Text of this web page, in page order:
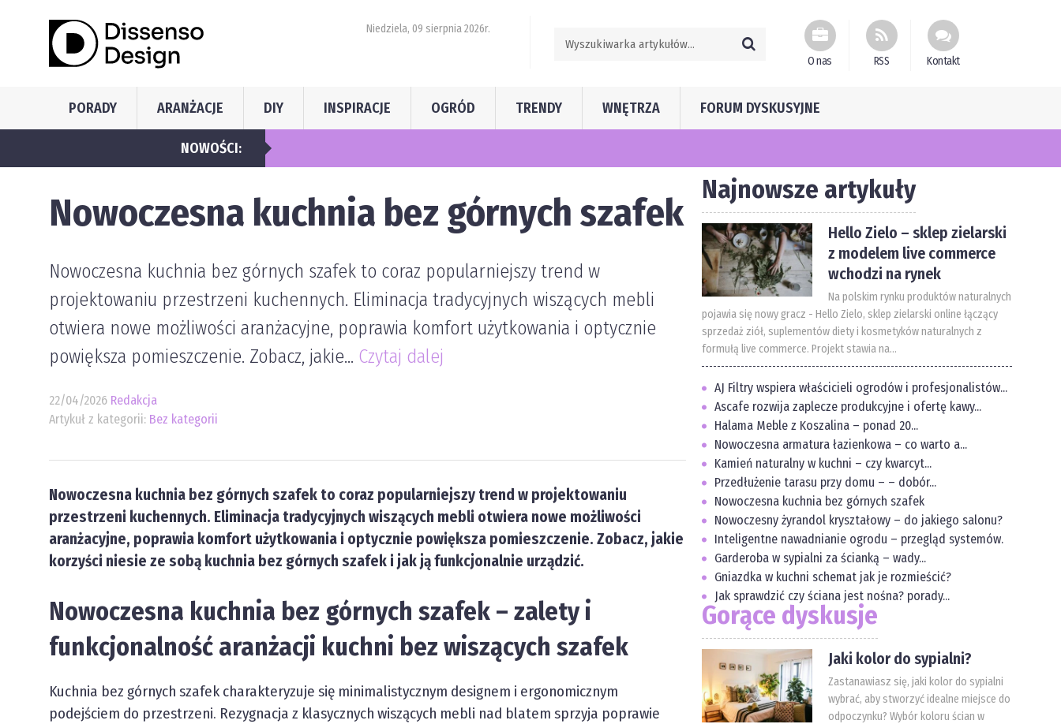
Niedziela, 09 sierpnia 2026r.
O nas RSS Kontakt
PORADY ARANŻACJE DIY INSPIRACJE OGRÓD TRENDY WNĘTRZA FORUM DYSKUSYJNE
NOWOŚCI:
AJ Filtry wspiera właścicieli ogrodów i profesjonalistów szeroką ofertą filtrów do maszyn ogrodniczych
Nowoczesna kuchnia bez górnych szafek
Nowoczesna kuchnia bez górnych szafek to coraz popularniejszy trend w
projektowaniu przestrzeni kuchennych. Eliminacja tradycyjnych wiszących mebli
otwiera nowe możliwości aranżacyjne, poprawia komfort użytkowania i optycznie
powiększa pomieszczenie. Zobacz, jakie... Czytaj dalej
22/04/2026 Redakcja
Artykuł z kategorii: Bez kategorii
Nowoczesna kuchnia bez górnych szafek to coraz popularniejszy trend w projektowaniu
przestrzeni kuchennych. Eliminacja tradycyjnych wiszących mebli otwiera nowe możliwości
aranżacyjne, poprawia komfort użytkowania i optycznie powiększa pomieszczenie. Zobacz, jakie
korzyści niesie ze sobą kuchnia bez górnych szafek i jak ją funkcjonalnie urządzić.
Nowoczesna kuchnia bez górnych szafek – zalety i
funkcjonalność aranżacji kuchni bez wiszących szafek
Kuchnia bez górnych szafek charakteryzuje się minimalistycznym designem i ergonomicznym
podejściem do przestrzeni. Rezygnacja z klasycznych wiszących mebli nad blatem sprzyja poprawie
Najnowsze artykuły
Hello Zielo – sklep zielarski
z modelem live commerce
wchodzi na rynek
Na polskim rynku produktów naturalnych
pojawia się nowy gracz - Hello Zielo, sklep zielarski online łączący
sprzedaż ziół, suplementów diety i kosmetyków naturalnych z
formułą live commerce. Projekt stawia na...
AJ Filtry wspiera właścicieli ogrodów i profesjonalistów...
Ascafe rozwija zaplecze produkcyjne i ofertę kawy...
Halama Meble z Koszalina – ponad 20...
Nowoczesna armatura łazienkowa – co warto a...
Kamień naturalny w kuchni – czy kwarcyt...
Przedłużenie tarasu przy domu – – dobór...
Nowoczesna kuchnia bez górnych szafek
Nowoczesny żyrandol kryształowy – do jakiego salonu?
Inteligentne nawadnianie ogrodu – przegląd systemów.
Garderoba w sypialni za ścianką – wady...
Gniazdka w kuchni schemat jak je rozmieścić?
Jak sprawdzić czy ściana jest nośna? porady...
Gorące dyskusje
Jaki kolor do sypialni?
Zastanawiasz się, jaki kolor do sypialni
wybrać, aby stworzyć idealne miejsce do
odpoczynku? Wybór koloru ścian w